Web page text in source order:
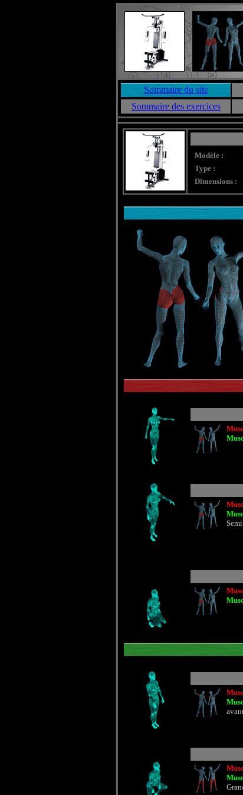
Sommaire du site
Sommaire des exercices
Modèle :
Type :
Dimensions :